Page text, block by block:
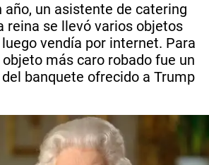
año, un asistente de catering
reina se llevó varios objetos
vendía por internet. Para
más caro robado fue un
banquete ofrecido a Trump